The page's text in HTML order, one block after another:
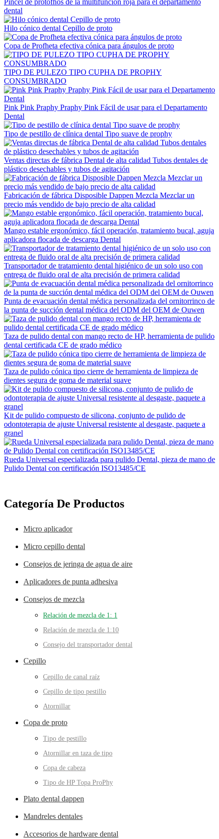
Pincel de protofhos de la multifunción roja para el departamento
dental
Hilo cónico dental Cepillo de proto
Copa de Profheta efectiva cónica para ángulos de proto
TIPO DE PULEZO TIPO CUPHA DE PROPHY
CONSUMBRADO
Pink Pink Praphy Praphy Pink Fácil de usar para el Departamento
Dental
Tipo de pestillo de clínica dental Tipo suave de prophy
Ventas directas de fábrica Dental de alta calidad Tubos dentales de
plástico desechables y tubos de agitación
Fabricación de fábrica Disposible Dappen Mezcla Mezclar un
precio más vendido de bajo precio de alta calidad
Mango estable ergonómico, fácil operación, tratamiento bucal, aguja
aplicadora flocada de descarga Dental
Transportador de tratamiento dental higiénico de un solo uso con
entrega de fluido oral de alta precisión de primera calidad
Punta de evacuación dental médica personalizada del ornitorrinco de
la punta de succión dental médica del ODM del OEM de Ouwen
Taza de pulido dental con mango recto de HP, herramienta de pulido
dental certificada CE de grado médico
Taza de pulido cónica tipo cierre de herramienta de limpieza de
dientes segura de goma de material suave
Kit de pulido compuesto de silicona, conjunto de pulido de
odontoterapia de ajuste Universal resistente al desgaste, paquete a
granel
Rueda Universal especializada para pulido Dental, pieza de mano de
Pulido Dental con certificación ISO13485/CE
Categoría De Productos
Micro aplicador
Micro cepillo dental
Consejos de jeringa de agua de aire
Aplicadores de punta adhesiva
Consejos de mezcla
Relación de mezcla de 1: 1
Relación de mezcla de 1:10
Consejo del transportador dental
Cepillo
Cepillo de canal raíz
Cepillo de tipo pestillo
Atornillar
Copa de proto
Tipo de pestillo
Atornillar en taza de tipo
Copa de cabeza
Tipo de HP Topa ProPhy
Plato dental dappen
Mandreles dentales
Accesorios de hardware dental